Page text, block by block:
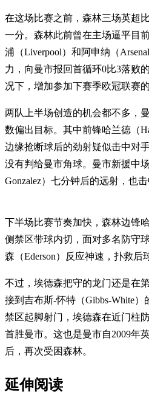
在这场比赛之前，森林三场英超
一分。森林此前曾在主场逼平目
浦（Liverpool）和阿申纳（
力，向曼市报回首循环0比3落败
况下，增加参加下赛季欧冠联赛的
两队上半场创造的机会都不多，
数偏出目标。其中前锋哈兰德（
边缘抢断球后的劲射疑似击中对
没有判给曼市角球。曼市新援中
Gonzalez）七分钟后的远射，也
下半场比赛节奏加快，森林边锋
侧禁区带球内切，面对多名防守
森（Ederson）反应神速，扑救后
不过，埃德森把守的龙门还是在
接到吉布斯-怀特（Gibbs-White
禁区起脚射门，埃德森在近门柱
首胜曼市。这也是曼市自2009年
后，再次受困森林。
延伸阅读